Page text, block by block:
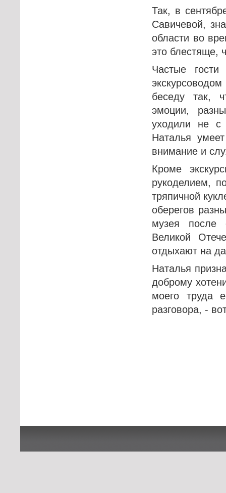
Так, в
Савичевой,
области во
это блестяще,
Частые
беседу так,
эмоции,
уходили не с
Наталья
внимание и
Кроме
рукоделием,
тряпичной
оберегов
музея после
Великой
отдыхают на
Наталья
доброму
моего труда
разговора, -